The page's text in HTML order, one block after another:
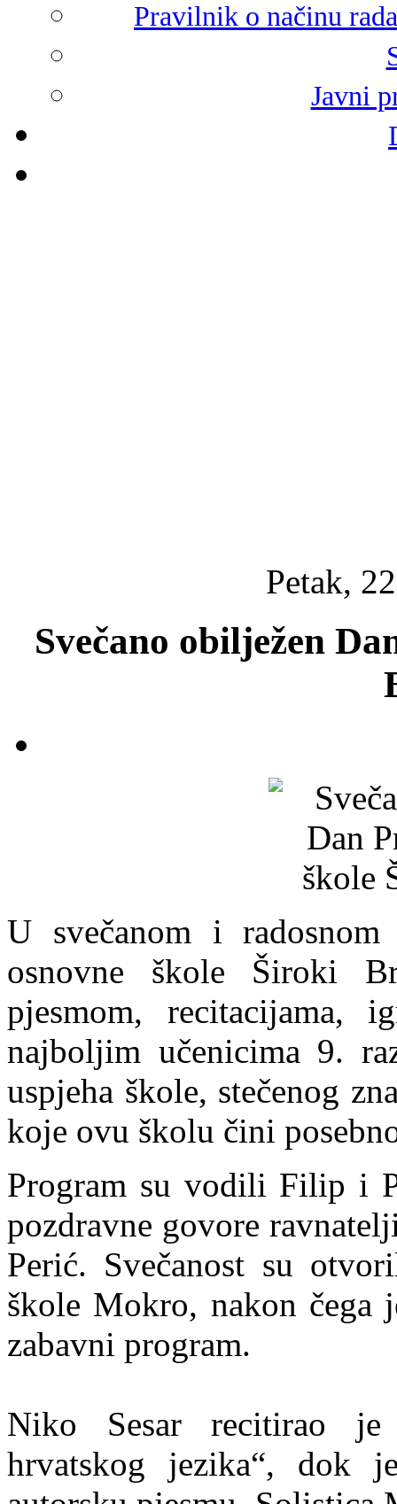
Pravilnik o načinu
Javni
Petak,
Svečano obilježen
U svečanom i
osnovne škole Široki
pjesmom, recitacijama,
najboljim učenicima 9.
uspjeha škole, stečenog
koje ovu školu čini
Program su vodili Filip i
pozdravne govore
Perić. Svečanost su
škole Mokro, nakon čega
zabavni program.
Niko Sesar recitirao je
hrvatskog jezika“, dok